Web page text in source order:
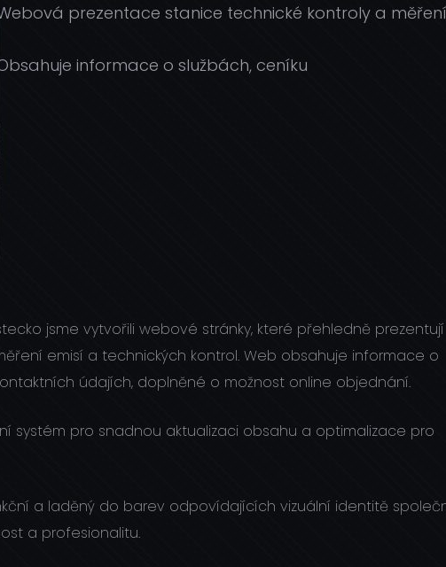
prezentace stanice technické kontroly a
informace o službách, ceníku
jsme vytvořili webové stránky, které přehledně prezentují
emisí a technických kontrol. Web obsahuje informace o
údajích, doplněné o možnost online objednání.
systém pro snadnou aktualizaci obsahu a optimalizace pro
a laděný do barev odpovídajících vizuální identitě
a profesionalitu.